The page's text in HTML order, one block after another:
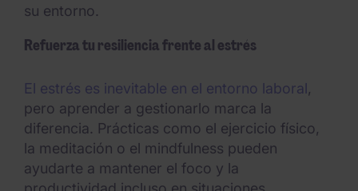
su entorno.
Refuerza tu resiliencia frente al estrés
El estrés es inevitable en el entorno laboral,
pero aprender a gestionarlo marca la
diferencia. Prácticas como el ejercicio físico,
la meditación o el mindfulness pueden
ayudarte a mantener el foco y la